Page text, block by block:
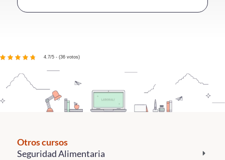
4.7/5 - (36 votos)
Otros cursos
Seguridad Alimentaria